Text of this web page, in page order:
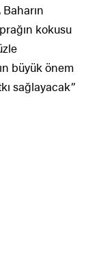
kokusu
büyük önem
sağlayacak”